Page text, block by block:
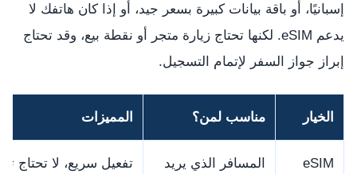
إسبانيًا، أو باقة بيانات كبيرة بسعر جيد، أو إذا كان هاتفك لا
يدعم eSIM. لكنها تحتاج زيارة متجر أو نقطة بيع، وقد تحتاج
إبراز جواز السفر لإتمام التسجيل.
الخيار مناسب لمن؟ المميزات
eSIM
المسافر الذي يريد
تفعيل سريع، لا تحتاج